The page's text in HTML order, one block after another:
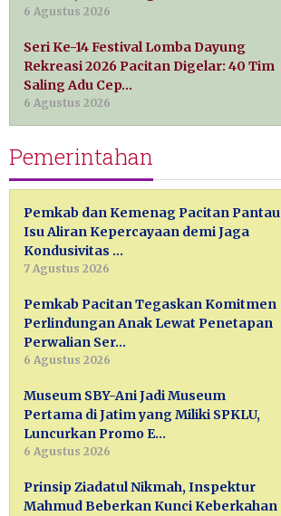
6 Agustus 2026
Seri Ke-14 Festival Lomba Dayung
Rekreasi 2026 Pacitan Digelar: 40 Tim
Saling Adu Cep…
6 Agustus 2026
Pemerintahan
Pemkab dan Kemenag Pacitan Pantau
Isu Aliran Kepercayaan demi Jaga
Kondusivitas …
7 Agustus 2026
Pemkab Pacitan Tegaskan Komitmen
Perlindungan Anak Lewat Penetapan
Perwalian Ser…
6 Agustus 2026
Museum SBY-Ani Jadi Museum
Pertama di Jatim yang Miliki SPKLU,
Luncurkan Promo E…
6 Agustus 2026
Prinsip Ziadatul Nikmah, Inspektur
Mahmud Beberkan Kunci Keberkahan